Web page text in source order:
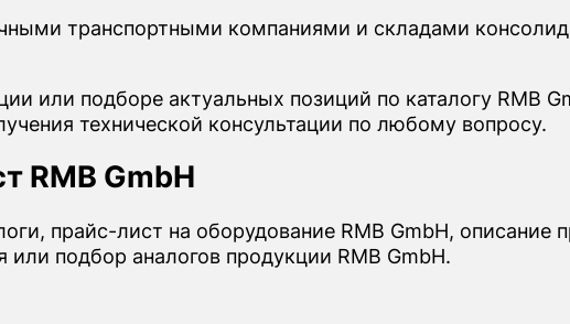
транспортными компаниями и складами
или подборе актуальных позиций по каталогу RMB
технической консультации по любому вопросу.
RMB GmbH
прайс-лист на оборудование RMB GmbH, описание
или подбор аналогов продукции RMB GmbH.